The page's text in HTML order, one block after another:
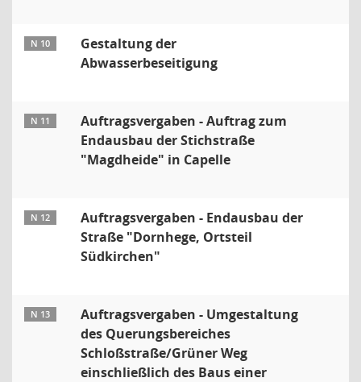
N 10
Gestaltung der
Abwasserbeseitigung
N 11
Auftragsvergaben - Auftrag zum
Endausbau der Stichstraße
"Magdheide" in Capelle
N 12
Auftragsvergaben - Endausbau der
Straße "Dornhege, Ortsteil
Südkirchen"
N 13
Auftragsvergaben - Umgestaltung
des Querungsbereiches
Schloßstraße/Grüner Weg
einschließlich des Baus einer